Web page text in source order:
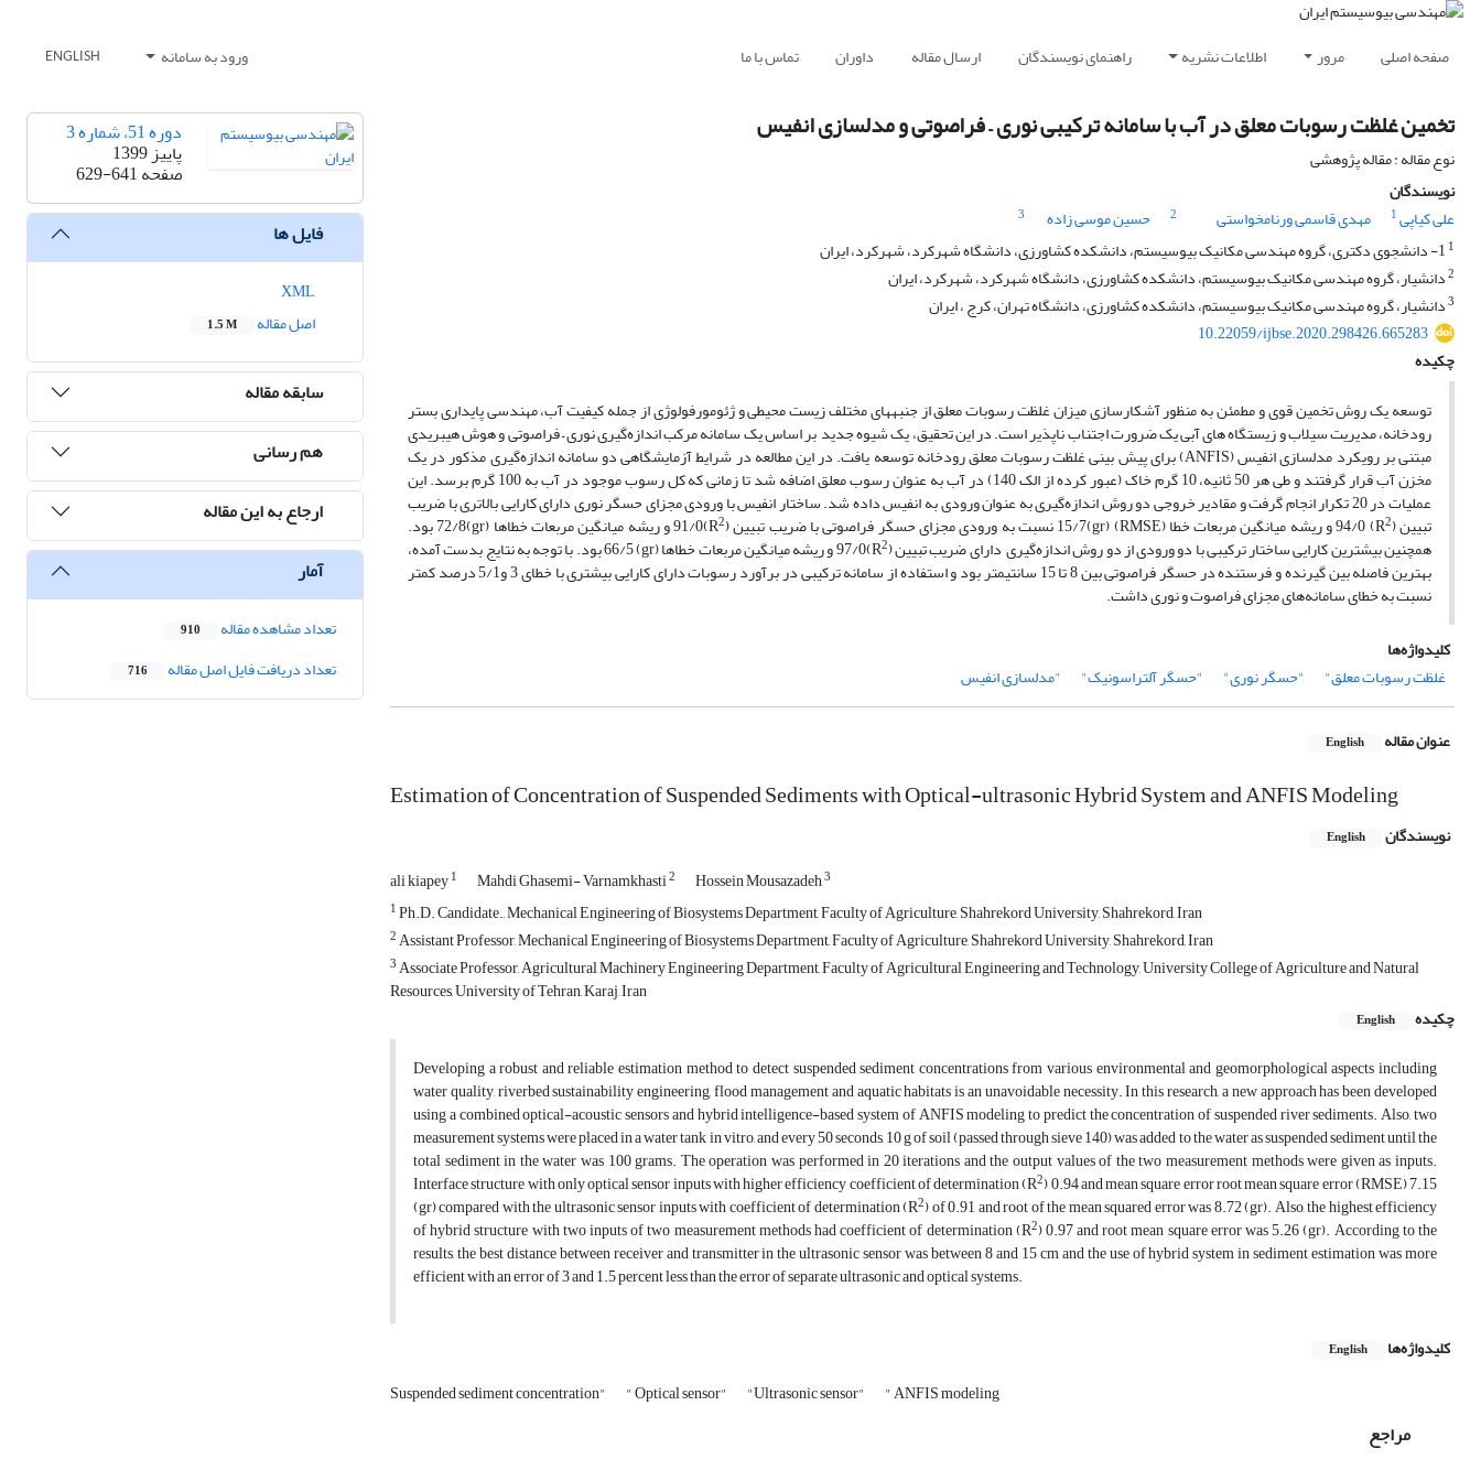
صفحه اصلی مرور اطلاعات نشریه راهنمای نویسندگان ارسال مقاله داوران تماس با ما ورود به سامانه ENGLISH
تخمین غلظت رسوبات معلق در آب با سامانه ترکیبی نوری – فراصوتی و مدلسازی انفیس
نوع مقاله : مقاله پژوهشی
نویسندگان
علی کیاپی1 مهدی قاسمی ورنامخواستی 2 حسین موسی زاده
3
1
2دانشیار، گروه مهندسی مکانیک بیوسیستم، دانشکده کشاورزی، دانشگاه شهرکرد، شهرکرد، ایران
3دانشیار، گروه مهندسی مکانیک بیوسیستم، دانشکده کشاورزی، دانشگاه تهران، کرج ، ایران
10.22059/ijbse.2020.298426.665283
چکیده
توسعه یک روش تخمین قوی و مطمئن به منظور آشکارسازی میزان غلظت رسوبات معلق از جنبه­های مختلف زیست محیطی و ژئومورفولوژی از جمله کیفیت آب، مهندسی پایداری بستر
رودخانه، مدیریت سیلاب و زیستگاه های آبی یک ضرورت اجتناب ناپذیر است. در این تحقیق، یک شیوه جدید بر اساس یک سامانه مرکب اندازه‌گیری نوری – فراصوتی و هوش هیبریدی
مبتنی بر رویکرد مدلسازی انفیس (ANFIS) برای پیش بینی غلظت رسوبات معلق رودخانه توسعه یافت. در این مطالعه در شرایط آزمایشگاهی دو سامانه اندازه‌گیری مذکور در یک
مخزن آب قرار گرفتند و طی هر 50 ثانیه، 10 گرم خاک (عبور کرده از الک 140) در آب به عنوان رسوب معلق اضافه ‌شد تا زمانی که کل رسوب موجود در آب به 100 گرم برسد. این
عملیات در 20 تکرار انجام گرفت و مقادیر خروجی دو روش اندازه‌گیری به عنوان ورودی به انفیس داده شد. ساختار انفیس با ورودی مجزای حسگر نوری دارای کارایی بالاتری با ضریب
تبیین (R2 ) 94/0 و ریشه میانگین مربعات خطا (RMSE) (gr)15/7 نسبت به ورودی مجزای حسگر فراصوتی با ضریب تبیین (R 2 )91/0 و ریشه میانگین مربعات خطاها (gr)72/8 بود.
همچنین بیشترین کارایی ساختار ترکیبی با دو ورودی از دو روش اندازه‌گیری دارای ضریب تبیین (R2 )97/0 و ریشه میانگین مربعات خطاها (gr) 66/5 بود. با توجه به نتایج بدست آمده،
بهترین فاصله بین گیرنده و فرستنده در حسگر فراصوتی بین 8 تا 15 سانتی­متر بود و استفاده از سامانه ترکیبی در برآورد رسوبات دارای کارایی بیشتری با خطای 3 و5/1 درصد کمتر
نسبت به خطای سامانه‌های مجزای فراصوت و نوری داشت.
کلیدواژه‌ها
غلظت رسوبات معلق"
"حسگر نوری" "حسگر آلتراسونیک" "مدلسازی انفیس
عنوان مقاله English
Estimation of Concentration of Suspended Sediments with Optical-ultrasonic Hybrid System and ANFIS Modeling
نویسندگان English
ali kiapey1 Mahdi Ghasemi- Varnamkhasti2 Hossein Mousazadeh3
1Ph.D. Candidate., Mechanical Engineering of Biosystems Department, Faculty of Agriculture, Shahrekord University, Shahrekord, Iran
2Assistant Professor, Mechanical Engineering of Biosystems Department, Faculty of Agriculture, Shahrekord University, Shahrekord, Iran
3Associate Professor, Agricultural Machinery Engineering Department, Faculty of Agricultural Engineering and Technology, University College of Agriculture and Natural
Resources, University of Tehran, Karaj, Iran
چکیده
English
Developing a robust and reliable estimation method to detect suspended sediment concentrations from various environmental and geomorphological aspects including
water quality, riverbed sustainability engineering, flood management and aquatic habitats is an unavoidable necessity. In this research, a new approach has been developed
using a combined optical-acoustic sensors and hybrid intelligence-based system of ANFIS modeling to predict the concentration of suspended river sediments. Also, two
measurement systems were placed in a water tank in vitro, and every 50 seconds, 10 g of soil (passed through sieve 140) was added to the water as suspended sediment until the
total sediment in the water was 100 grams. The operation was performed in 20 iterations and the output values ​​of the two measurement methods were given as inputs.
Interface structure with only optical sensor inputs with higher efficiency coefficient of determination (R2) 0.94 and mean square error root mean square error (RMSE) 7.15
(gr) compared with the ultrasonic sensor inputs with coefficient of determination (R2) of 0.91 and root of the mean squared error was 8.72 (gr). Also, the highest efficiency
of hybrid structure with two inputs of two measurement methods had coefficient of determination (R2) 0.97 and root mean square error was 5.26 (gr). According to the
results, the best distance between receiver and transmitter in the ultrasonic sensor was between 8 and 15 cm and the use of hybrid system in sediment estimation was more
efficient with an error of 3 and 1.5 percent less than the error of separate ultrasonic and optical systems.
کلیدواژه‌ها English
Suspended sediment concentration" " Optical sensor" "Ultrasonic sensor" " ANFIS modeling
مراجع
دوره 51، شماره 3
پاییز 1399
صفحه629-641
فایل ها
اصل مقاله
1.5 M
سابقه مقاله
هم رسانی
ارجاع به این مقاله
آمار
تعداد مشاهده مقاله 910
تعداد دریافت فایل اصل مقاله 716